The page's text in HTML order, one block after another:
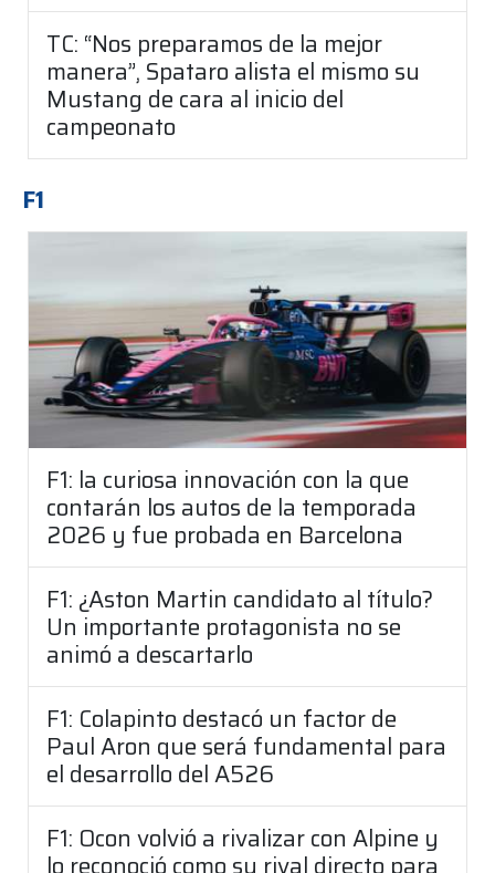
TC: “Nos preparamos de la mejor
manera”, Spataro alista el mismo su
Mustang de cara al inicio del
campeonato
F1
F1: la curiosa innovación con la que
contarán los autos de la temporada
2026 y fue probada en Barcelona
F1: ¿Aston Martin candidato al título?
Un importante protagonista no se
animó a descartarlo
F1: Colapinto destacó un factor de
Paul Aron que será fundamental para
el desarrollo del A526
F1: Ocon volvió a rivalizar con Alpine y
lo reconoció como su rival directo para